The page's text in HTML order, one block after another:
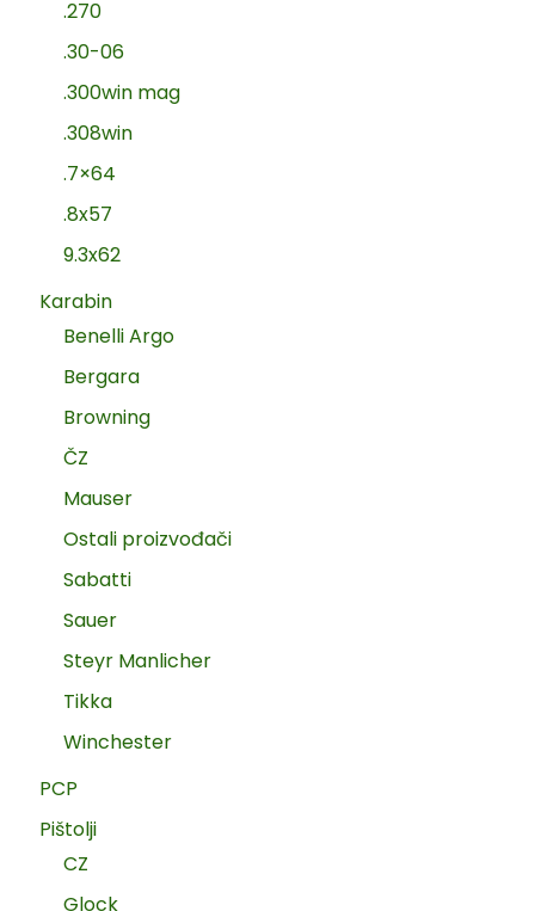
.270
.30-06
.300win mag
.308win
.7×64
.8x57
9.3x62
Karabin
Benelli Argo
Bergara
Browning
ČZ
Mauser
Ostali proizvođači
Sabatti
Sauer
Steyr Manlicher
Tikka
Winchester
PCP
Pištolji
CZ
Glock